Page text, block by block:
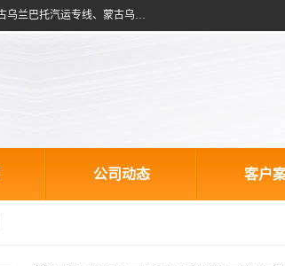
北京跃瑞航星国际货运代理有限公司是一家北京到蒙古乌兰巴托物流专线公司，主营业务：蒙古乌兰巴托空运专线、蒙古乌兰巴托汽运专线、蒙古乌兰巴托散货拼箱、蒙古乌兰巴托双清包税、蒙古乌兰巴托铁路运输等运输服务。以北京为中心服务于全国各地，运输能力及代理网络覆盖蒙古、俄罗斯、中亚五国各主要城市及站点。
公司动态 客户